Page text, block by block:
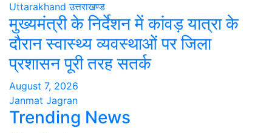
Uttarakhand उत्तराखण्ड
मुख्यमंत्री के निर्देशन में कांवड़ यात्रा के
दौरान स्वास्थ्य व्यवस्थाओं पर जिला
प्रशासन पूरी तरह सतर्क
August 7, 2026
Janmat Jagran
Trending News